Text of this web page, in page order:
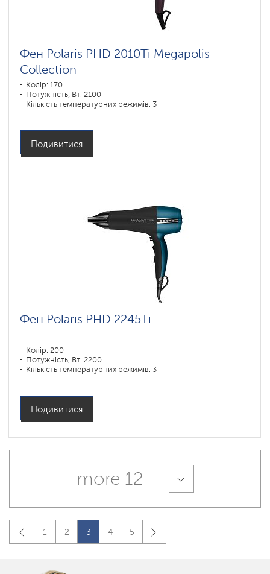
Фен Polaris PHD 2010Ti Megapolis
Collection
Колір: 170
Потужність, Вт: 2100
Кількість температурних режимів: 3
Подивитися
Фен Polaris PHD 2245Ti
Колір: 200
Потужність, Вт: 2200
Кількість температурних режимів: 3
Подивитися
more 12
1 2 3 4 5